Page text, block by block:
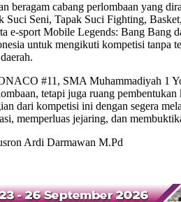
beragam cabang perlombaan yang
Suci Seni, Tapak Suci Fighting,
e-sport Mobile Legends: Bang Bang
untuk mengikuti kompetisi tanpa
#11, SMA Muhammadiyah 1
tetapi juga ruang
dari kompetisi ini dengan segera
memperluas jejaring, dan
Ardi Darmawan M.Pd